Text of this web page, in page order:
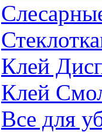
Клей
Клей
Все для